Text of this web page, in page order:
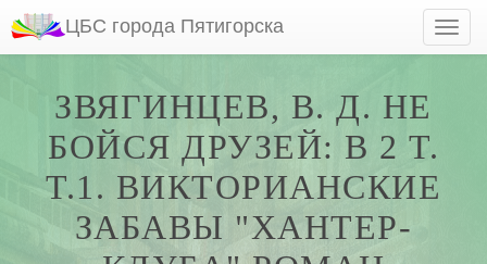
ЦБС города Пятигорска
ЗВЯГИНЦЕВ, В. Д. НЕ
БОЙСЯ ДРУЗЕЙ: В 2 Т.
Т.1. ВИКТОРИАНСКИЕ
ЗАБАВЫ "ХАНТЕР-